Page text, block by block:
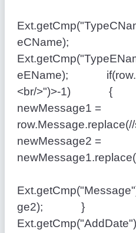
eCName);
eEName);
<br/>")>-1)
newMessage1 =
newMessage2 =
ge2);